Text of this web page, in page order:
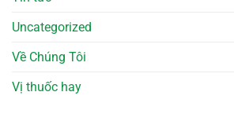
Uncategorized
Về Chúng Tôi
Vị thuốc hay